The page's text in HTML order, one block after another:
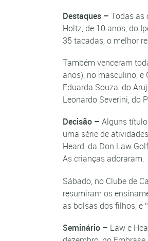
Destaques – Todas as
Holtz, de 10 anos, do
35 tacadas, o melhor
Também venceram
anos), no masculino, e
Eduarda Souza, do
Leonardo Severini, do
Decisão – Alguns
uma série de
Heard, da Don Law
As crianças adoraram.
Sábado, no Clube de
resumiram os
as bolsas dos filhos, e
Seminário – Law e